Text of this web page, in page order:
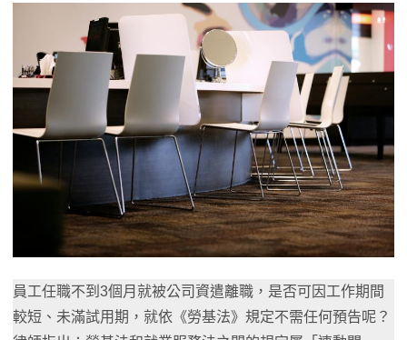
員工任職不到3個月就被公司資遣離職，是否可因工作期間
較短、未滿試用期，就依《勞基法》規定不需任何預告呢？